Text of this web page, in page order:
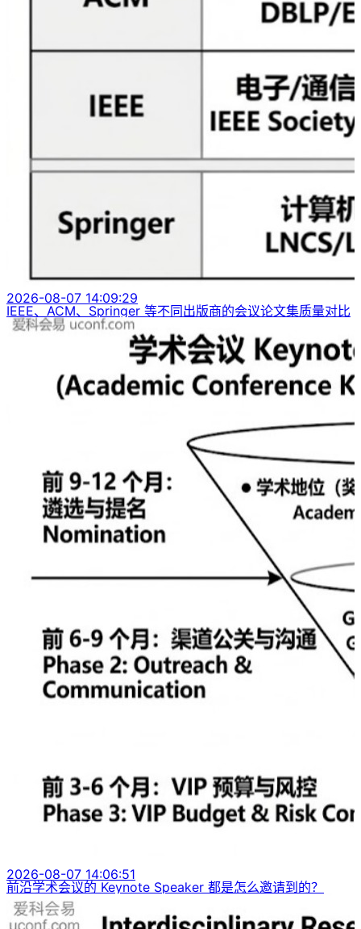
2026-08-07 14:09:29
IEEE、ACM、Springer 等不同出版商的会议论文集质量对比
2026-08-07 14:06:51
前沿学术会议的 Keynote Speaker 都是怎么邀请到的？